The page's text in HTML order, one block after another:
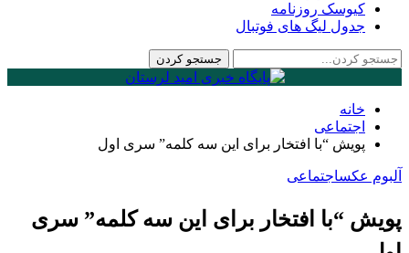
کیوسک روزنامه
جدول لیگ های فوتبال
خانه
اجتماعی
پویش “با افتخار برای این سه کلمه” سری اول
آلبوم عکساجتماعی
پویش “با افتخار برای این سه کلمه” سری